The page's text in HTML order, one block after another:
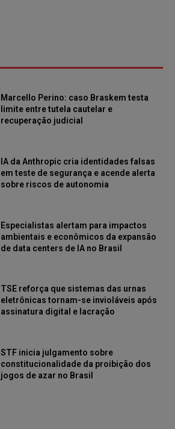
Marcello Perino: caso Braskem testa
limite entre tutela cautelar e
recuperação judicial
IA da Anthropic cria identidades falsas
em teste de segurança e acende alerta
sobre riscos de autonomia
Especialistas alertam para impactos
ambientais e econômicos da expansão
de data centers de IA no Brasil
TSE reforça que sistemas das urnas
eletrônicas tornam-se invioláveis após
assinatura digital e lacração
STF inicia julgamento sobre
constitucionalidade da proibição dos
jogos de azar no Brasil